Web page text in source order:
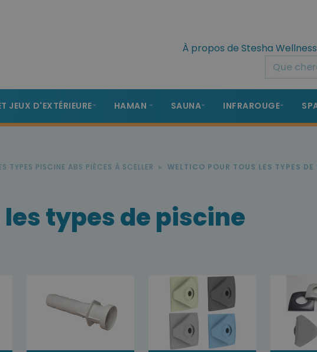
À propos de Stesha Wellness
JEUX D'EXTÉRIEURE HAMAN SAUNA INFRAROUGE
TYPES PISCINE ABS PIÈCES À SCELLER WELTICO POUR TOUS LES TYPES DE
types de piscine